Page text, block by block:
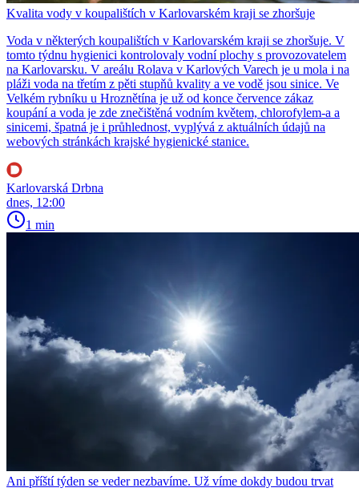
Kvalita vody v koupalištích v Karlovarském kraji se zhoršuje
Voda v některých koupalištích v Karlovarském kraji se zhoršuje. V
tomto týdnu hygienici kontrolovaly vodní plochy s provozovatelem
na Karlovarsku. V areálu Rolava v Karlových Varech je u mola i na
pláži voda na třetím z pěti stupňů kvality a ve vodě jsou sinice. Ve
Velkém rybníku u Hroznětína je už od konce července zákaz
koupání a voda je zde znečištěná vodním květem, chlorofylem-a a
sinicemi, špatná je i průhlednost, vyplývá z aktuálních údajů na
webových stránkách krajské hygienické stanice.
Karlovarská Drbna
dnes, 12:00
1 min
Ani příští týden se veder nezbavíme. Už víme dokdy budou trvat